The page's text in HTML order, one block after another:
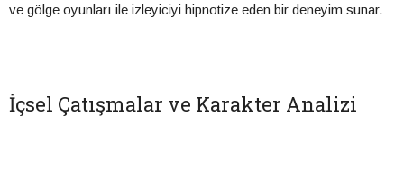
ve gölge oyunları ile izleyiciyi hipnotize eden bir deneyim sunar.
İçsel Çatışmalar ve Karakter Analizi